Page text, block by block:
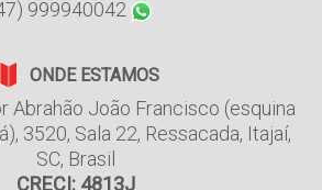
999940042
ONDE ESTAMOS
Abrahão João Francisco (esquina
, 3520, Sala 22, Ressacada, Itajaí,
SC, Brasil
CRECI: 4813J